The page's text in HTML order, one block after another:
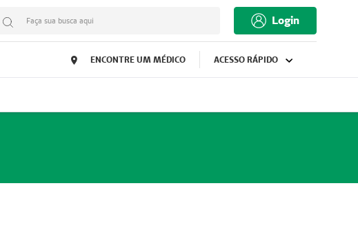
Faça sua busca aqui Login
ENCONTRE UM MÉDICO ACESSO RÁPIDO